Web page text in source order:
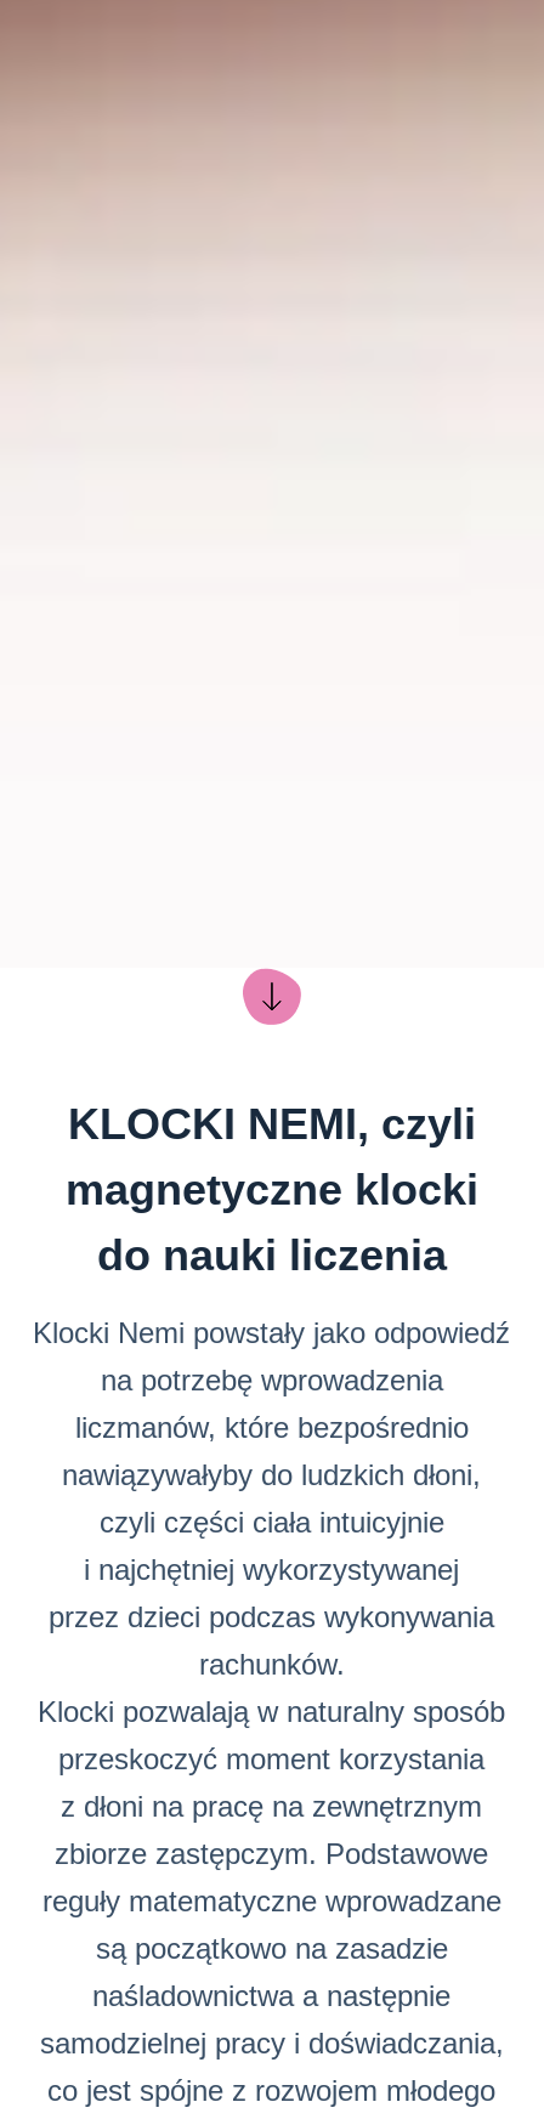
KLOCKI NEMI, czyli
magnetyczne klocki
do nauki liczenia
Klocki Nemi powstały jako odpowiedź
na potrzebę wprowadzenia
liczmanów, które bezpośrednio
nawiązywałyby do ludzkich dłoni,
czyli części ciała intuicyjnie
i najchętniej wykorzystywanej
przez dzieci podczas wykonywania
rachunków.
Klocki pozwalają w naturalny sposób
przeskoczyć moment korzystania
z dłoni na pracę na zewnętrznym
zbiorze zastępczym. Podstawowe
reguły matematyczne wprowadzane
są początkowo na zasadzie
naśladownictwa a następnie
samodzielnej pracy i doświadczania,
co jest spójne z rozwojem młodego